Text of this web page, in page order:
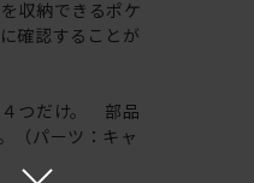
収納できるポケ
確認することが
４つだけ。 部品
（パーツ：キャ